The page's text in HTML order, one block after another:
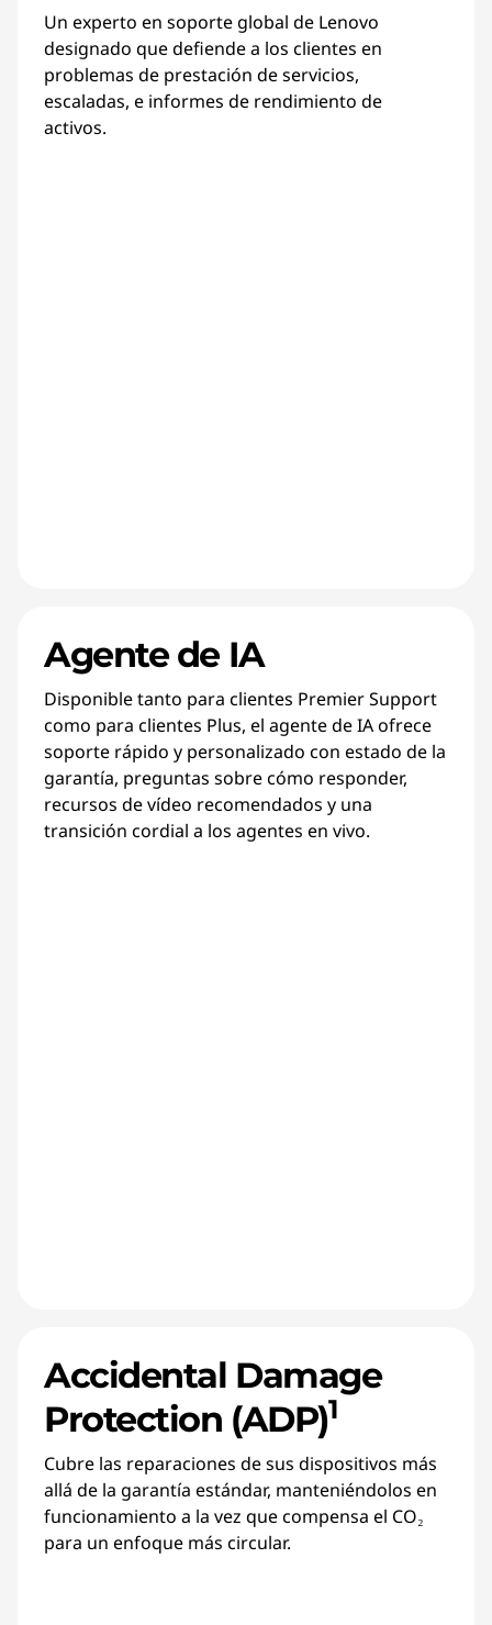
Un experto en soporte global de Lenovo
designado que defiende a los clientes en
problemas de prestación de servicios,
escaladas, e informes de rendimiento de
activos.
Agente de IA
Disponible tanto para clientes Premier Support
como para clientes Plus, el agente de IA ofrece
soporte rápido y personalizado con estado de la
garantía, preguntas sobre cómo responder,
recursos de vídeo recomendados y una
transición cordial a los agentes en vivo.
Accidental Damage
Protection (ADP)1
Cubre las reparaciones de sus dispositivos más
allá de la garantía estándar, manteniéndolos en
funcionamiento a la vez que compensa el CO₂
para un enfoque más circular.